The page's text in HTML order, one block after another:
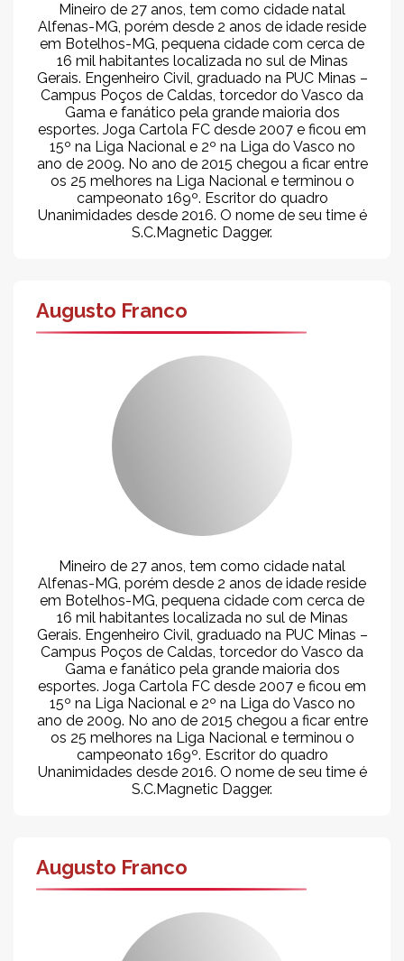
Mineiro de 27 anos, tem como cidade natal
Alfenas-MG, porém desde 2 anos de idade reside
em Botelhos-MG, pequena cidade com cerca de
16 mil habitantes localizada no sul de Minas
Gerais. Engenheiro Civil, graduado na PUC Minas –
Campus Poços de Caldas, torcedor do Vasco da
Gama e fanático pela grande maioria dos
esportes. Joga Cartola FC desde 2007 e ficou em
15º na Liga Nacional e 2º na Liga do Vasco no
ano de 2009. No ano de 2015 chegou a ficar entre
os 25 melhores na Liga Nacional e terminou o
campeonato 169º. Escritor do quadro
Unanimidades desde 2016. O nome de seu time é
S.C.Magnetic Dagger.
Augusto Franco
Mineiro de 27 anos, tem como cidade natal
Alfenas-MG, porém desde 2 anos de idade reside
em Botelhos-MG, pequena cidade com cerca de
16 mil habitantes localizada no sul de Minas
Gerais. Engenheiro Civil, graduado na PUC Minas –
Campus Poços de Caldas, torcedor do Vasco da
Gama e fanático pela grande maioria dos
esportes. Joga Cartola FC desde 2007 e ficou em
15º na Liga Nacional e 2º na Liga do Vasco no
ano de 2009. No ano de 2015 chegou a ficar entre
os 25 melhores na Liga Nacional e terminou o
campeonato 169º. Escritor do quadro
Unanimidades desde 2016. O nome de seu time é
S.C.Magnetic Dagger.
Augusto Franco